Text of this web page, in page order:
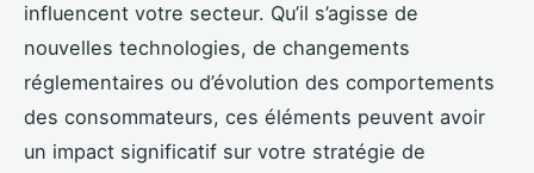
influencent votre secteur. Qu’il s’agisse de
nouvelles technologies, de changements
réglementaires ou d’évolution des comportements
des consommateurs, ces éléments peuvent avoir
un impact significatif sur votre stratégie de